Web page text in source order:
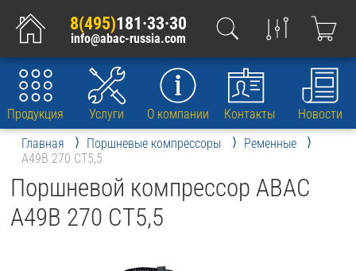
8(495)181·33·30
info@abac-russia.com
Продукция Услуги О компании Контакты
Новости
Главная
Поршневые компрессоры
Ременные
A49B 270 CT5,5
Поршневой компрессор ABAC
A49B 270 CT5,5